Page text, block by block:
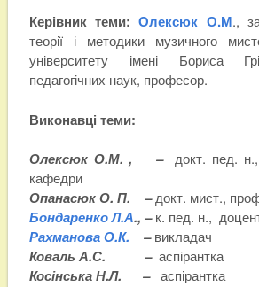
Керівник теми:Олексюк О.М.,
теорії і методики музичного
університету імені Бориса
педагогічних наук, професор.
Виконавці теми:
Олексюк О.М. , –докт. пед.
кафедри
Опанасюк О. П. –докт. мист.,
Бондаренко Л.А., –к. пед. н.,
Рахманова О.К. –викладач
Коваль А.С. –аспірантка
Косінська Н.Л. – аспірантка